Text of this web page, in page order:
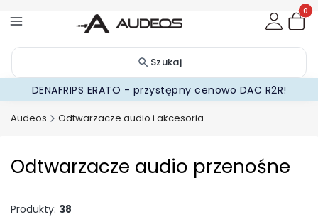
Szukaj
DENAFRIPS ERATO - przystępny cenowo DAC R2R!
Audeos Odtwarzacze audio i akcesoria
Odtwarzacze audio przenośne
Produkty: 38